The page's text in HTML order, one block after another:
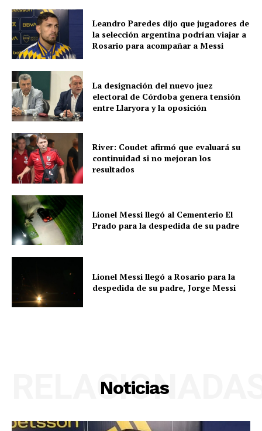
Leandro Paredes dijo que jugadores de
la selección argentina podrían viajar a
Rosario para acompañar a Messi
La designación del nuevo juez
electoral de Córdoba genera tensión
entre Llaryora y la oposición
River: Coudet afirmó que evaluará su
continuidad si no mejoran los
resultados
Lionel Messi llegó al Cementerio El
Prado para la despedida de su padre
Lionel Messi llegó a Rosario para la
despedida de su padre, Jorge Messi
Noticias